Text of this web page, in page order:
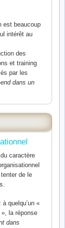
est beaucoup
intérêt au
des
et training
par les
dans un
caractère
de le
quelqu’un «
», la réponse
dans